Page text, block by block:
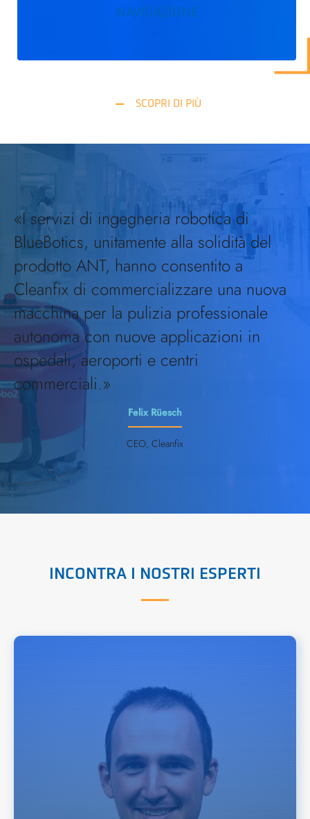
NAVIGAZIONE
SCOPRI DI PIÙ
Felix Rüesch
CEO, Cleanfix
«I servizi di ingegneria robotica di
BlueBotics, unitamente alla solidità del
prodotto ANT, hanno consentito a
Cleanfix di commercializzare una nuova
macchina per la pulizia professionale
autonoma con nuove applicazioni in
ospedali, aeroporti e centri
commerciali.»
INCONTRA I NOSTRI ESPERTI